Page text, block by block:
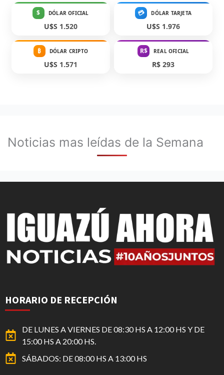
$ DÓLAR OFICIAL
U$S 1.520
💳 DÓLAR TARJETA
U$S 1.976
₿ DÓLAR CRIPTO
U$S 1.571
R$ REAL OFICIAL
R$ 293
Noticias mas leídas de la Semana
HORARIO DE RECEPCIÓN
DE LUNES A VIERNES DE 08:30 HS A 12:00 HS Y DE
15:00 HS A 20:00 HS.
SÁBADOS: DE 08:00 HS A 13:00 HS